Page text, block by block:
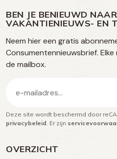
OVERZICHT
op
social
media
op
Facebook
op
TikTok
op
Instagram
BEN JE BENIEUWD
VAKANTIENIEUWS- EN
Neem hier een gratis
Consumentennieuwsbrief.
de mailbox.
mailadres
(Vereist)
Deze site wordt beschermd door
privacybeleid. Er zijn